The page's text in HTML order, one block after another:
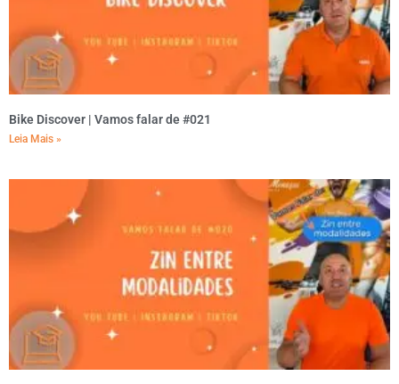
Bike Discover | Vamos falar de #021
Leia Mais »